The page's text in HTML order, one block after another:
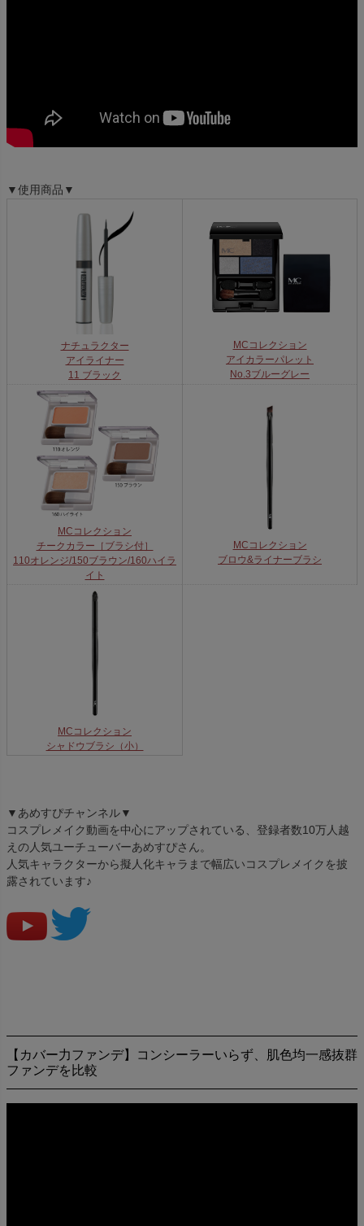
▼使用商品▼
ナチュラクター
アイライナー
11 ブラック
MCコレクション
アイカラーパレット
No.3ブルーグレー
MCコレクション
チークカラー［ブラシ付］
110オレンジ/150ブラウン/160ハイラ
イト
MCコレクション
ブロウ&ライナーブラシ
MCコレクション
シャドウブラシ（小）
▼あめすぴチャンネル▼
コスプレメイク動画を中心にアップされている、登録者数10万人越
えの人気ユーチューバーあめすぴさん。
人気キャラクターから擬人化キャラまで幅広いコスプレメイクを披
露されています♪
【カバー力ファンデ】コンシーラーいらず、肌色均一感抜群
ファンデを比較